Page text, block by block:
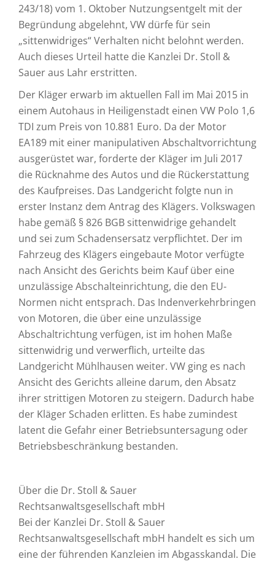
243/18) vom 1. Oktober Nutzungsentgelt mit der
Begründung abgelehnt, VW dürfe für sein
„sittenwidriges“ Verhalten nicht belohnt werden.
Auch dieses Urteil hatte die Kanzlei Dr. Stoll &
Sauer aus Lahr erstritten.
Der Kläger erwarb im aktuellen Fall im Mai 2015 in
einem Autohaus in Heiligenstadt einen VW Polo 1,6
TDI zum Preis von 10.881 Euro. Da der Motor
EA189 mit einer manipulativen Abschaltvorrichtung
ausgerüstet war, forderte der Kläger im Juli 2017
die Rücknahme des Autos und die Rückerstattung
des Kaufpreises. Das Landgericht folgte nun in
erster Instanz dem Antrag des Klägers. Volkswagen
habe gemäß § 826 BGB sittenwidrige gehandelt
und sei zum Schadensersatz verpflichtet. Der im
Fahrzeug des Klägers eingebaute Motor verfügte
nach Ansicht des Gerichts beim Kauf über eine
unzulässige Abschalteinrichtung, die den EU-
Normen nicht entsprach. Das Indenverkehrbringen
von Motoren, die über eine unzulässige
Abschaltrichtung verfügen, ist im hohen Maße
sittenwidrig und verwerflich, urteilte das
Landgericht Mühlhausen weiter. VW ging es nach
Ansicht des Gerichts alleine darum, den Absatz
ihrer strittigen Motoren zu steigern. Dadurch habe
der Kläger Schaden erlitten. Es habe zumindest
latent die Gefahr einer Betriebsuntersagung oder
Betriebsbeschränkung bestanden.
Über die Dr. Stoll & Sauer
Rechtsanwaltsgesellschaft mbH
Bei der Kanzlei Dr. Stoll & Sauer
Rechtsanwaltsgesellschaft mbH handelt es sich um
eine der führenden Kanzleien im Abgasskandal. Die